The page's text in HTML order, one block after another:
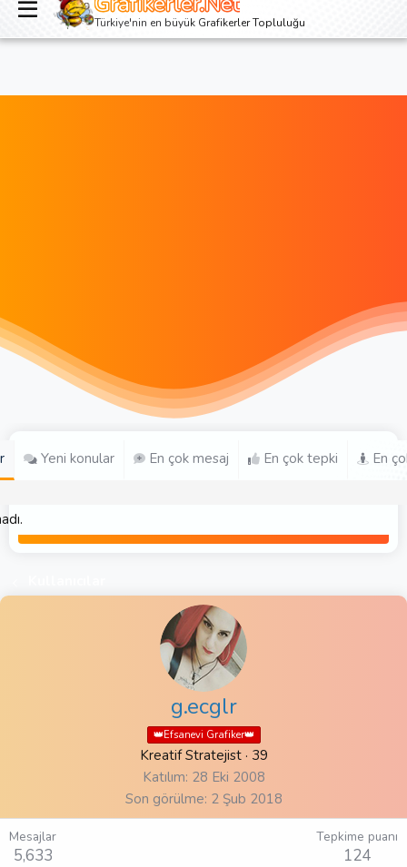
Giriş yap Kayıt ol
Türkiye'nin en büyük Grafikerler Topluluğu
Yeni konular En çok mesaj En çok tepki En
g.ecglr
👑Efsanevi Grafiker👑
Kreatif Stratejist · 39
Katılım 28 Eki 2008
Son görülme 2 Şub 2018
Mesajlar
5,633
Tepkime puanı
124